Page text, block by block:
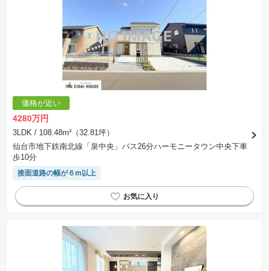
価格が近い
4280万円
3LDK / 108.48m²（32.81坪）
仙台市地下鉄南北線「泉中央」バス26分ハーモニータウン中央下車
歩10分
接面道路の幅が６m以上